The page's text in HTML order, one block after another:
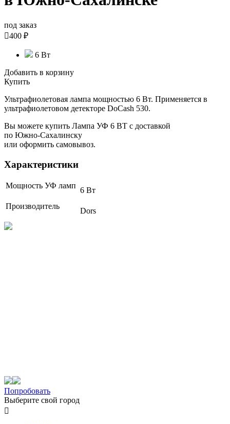
под заказ
400 ₽
6 Вт
Добавить в корзину
Купить
Ультрафиолетовая лампа мощностью 6 Вт. Применяется в
ультрафиолетовом детекторе DoCash 530.
Вы можете купить Лампа УФ 6 ВТ с доставкой
по Южно-Сахалинску
или оформить самовывоз.
Характеристики
Мощность УФ ламп
6 Вт
Производитель
Dors
Попробовать
Выберите свой город
